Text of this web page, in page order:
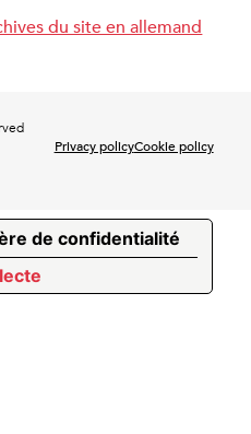
du site en allemand
Privacy policyCookie policy
de confidentialité